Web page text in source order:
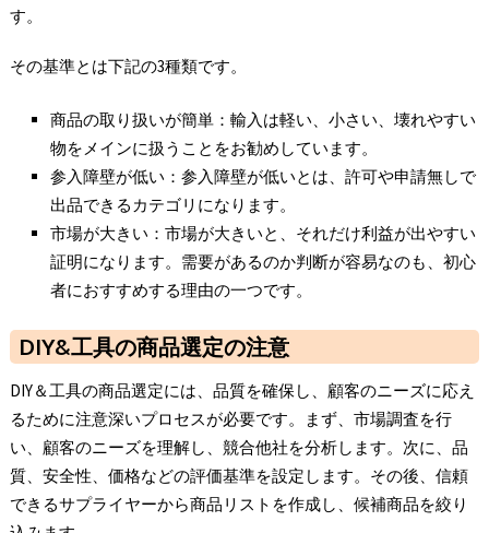
す。
その基準とは下記の3種類です。
商品の取り扱いが簡単：輸入は軽い、小さい、壊れやすい
物をメインに扱うことをお勧めしています。
参入障壁が低い：参入障壁が低いとは、許可や申請無しで
出品できるカテゴリになります。
市場が大きい：市場が大きいと、それだけ利益が出やすい
証明になります。需要があるのか判断が容易なのも、初心
者におすすめする理由の一つです。
DIY&工具の商品選定の注意
DIY＆工具の商品選定には、品質を確保し、顧客のニーズに応え
るために注意深いプロセスが必要です。まず、市場調査を行
い、顧客のニーズを理解し、競合他社を分析します。次に、品
質、安全性、価格などの評価基準を設定します。その後、信頼
できるサプライヤーから商品リストを作成し、候補商品を絞り